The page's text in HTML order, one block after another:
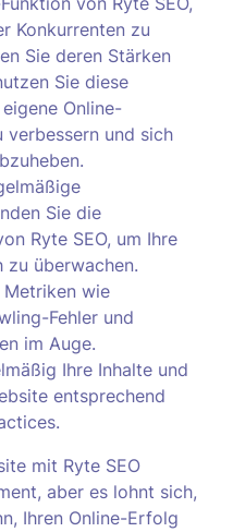
Konkurrenten zu
Sie deren Stärken
Sie diese
Online-
und sich
Sie die
Ryte SEO, um Ihre
zu überwachen.
Metriken wie
Fehler und
im Auge.
Ihre Inhalte und
entsprechend
mit Ryte SEO
aber es lohnt sich,
Ihren Online-Erfolg